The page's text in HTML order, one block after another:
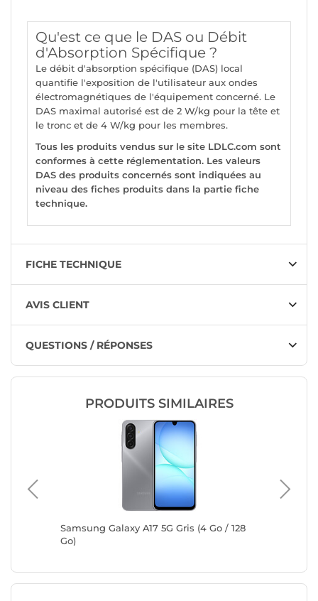
Qu'est ce que le DAS ou Débit
d'Absorption Spécifique ?
Le débit d'absorption spécifique (DAS) local
quantifie l'exposition de l'utilisateur aux ondes
électromagnétiques de l'équipement concerné. Le
DAS maximal autorisé est de 2 W/kg pour la tête et
le tronc et de 4 W/kg pour les membres.
Tous les produits vendus sur le site LDLC.com sont
conformes à cette réglementation. Les valeurs
DAS des produits concernés sont indiquées au
niveau des fiches produits dans la partie fiche
technique.
FICHE TECHNIQUE
AVIS CLIENT
QUESTIONS / RÉPONSES
PRODUITS SIMILAIRES
Samsung Galaxy A17 5G Gris (4 Go / 128
Go)